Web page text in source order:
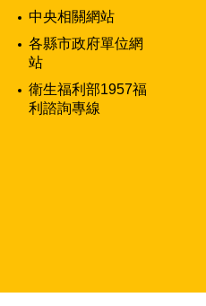
中央相關網站
各縣市政府單位網
站
衛生福利部1957福
利諮詢專線